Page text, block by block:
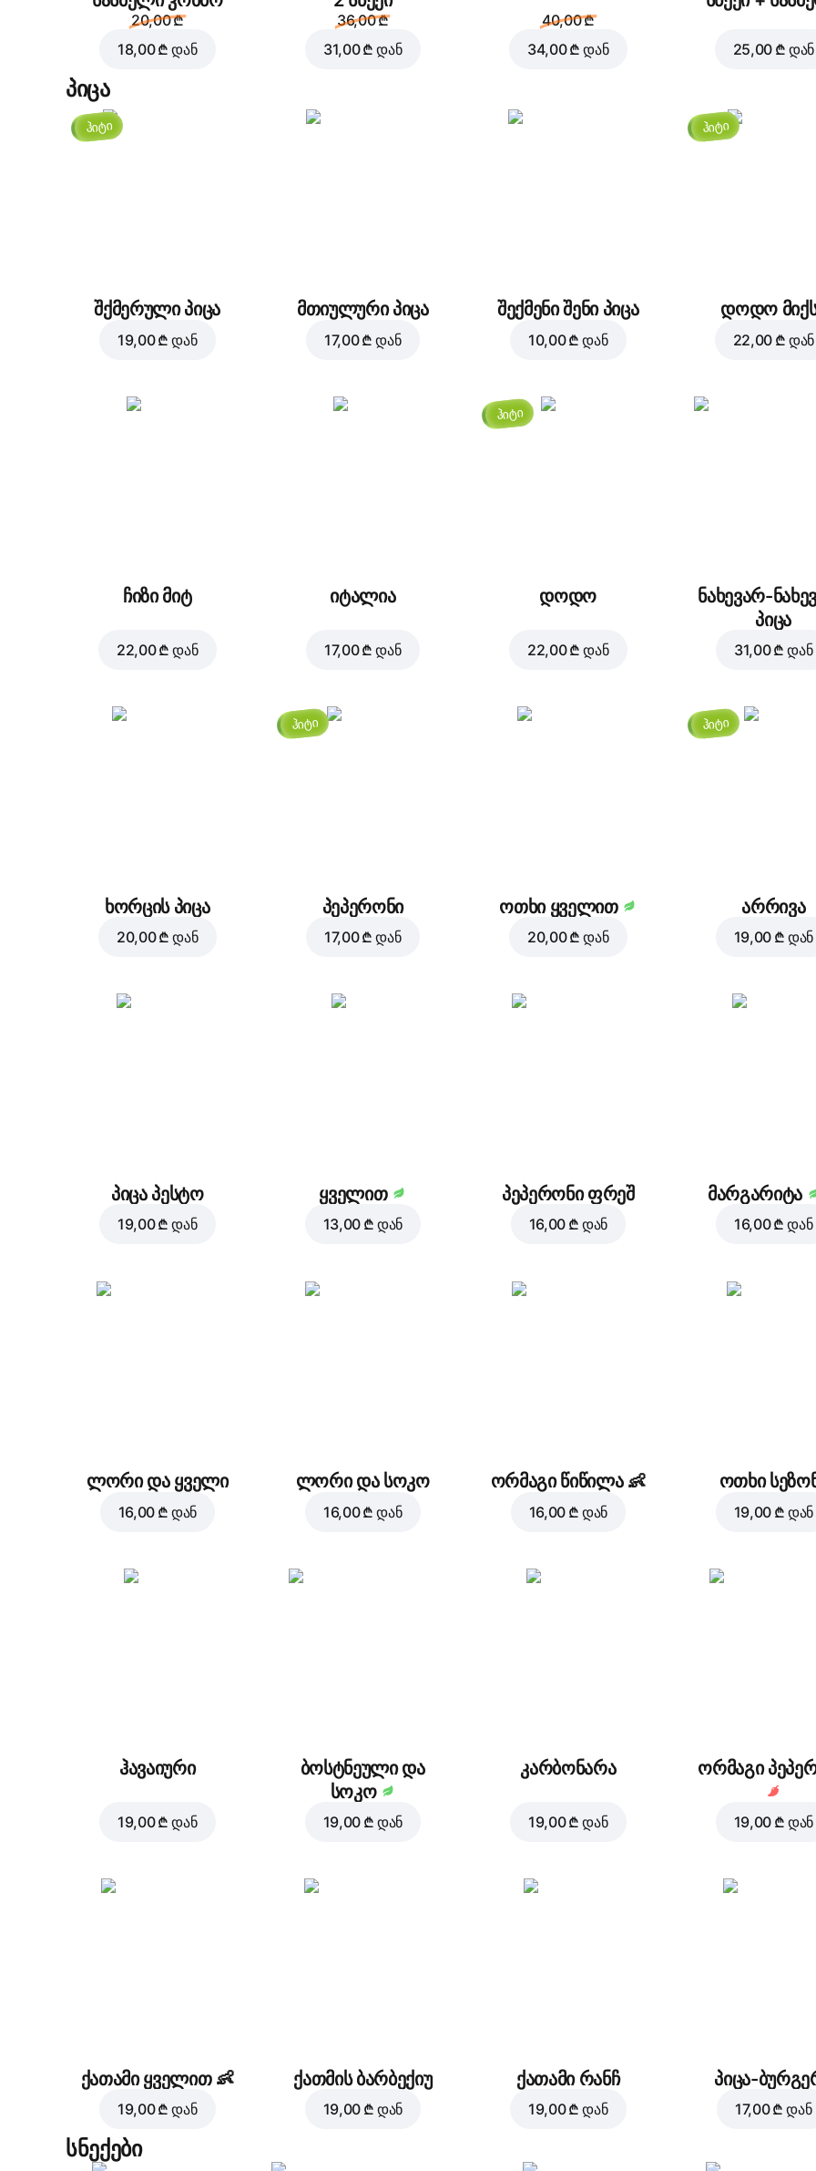
სოკო
20,00 ₾
18,00 ₾ დან
36,00 ₾
31,00 ₾ დან
40,00 ₾
34,00 ₾ დან 25,00 ₾ დან
პიცა
ჰიტი
შქმერული პიცა
19,00 ₾ დან
მთიულური პიცა
17,00 ₾ დან
შექმენი შენი პიცა
10,00 ₾ დან
ჰიტი
დოდო
22,00 ₾ დან
ჩიზი მიტ
22,00 ₾ დან
იტალია
17,00 ₾ დან
ჰიტი
დოდო
22,00 ₾ დან
ნახევარ-
პიცა
31,00 ₾ დან
ხორცის პიცა
20,00 ₾ დან
ჰიტი
პეპერონი
17,00 ₾ დან
ოთხი ყველით
20,00 ₾ დან
ჰიტი
არრივა
19,00 ₾ დან
პიცა პესტო
19,00 ₾ დან
ყველით
13,00 ₾ დან
პეპერონი ფრეშ
16,00 ₾ დან
მარგარიტა
16,00 ₾ დან
ლორი და ყველი
16,00 ₾ დან
ლორი და სოკო
16,00 ₾ დან
ორმაგი წიწილა 👶
16,00 ₾ დან
ოთხი
19,00 ₾ დან
ჰავაიური
19,00 ₾ დან
ბოსტნეული და
სოკო
19,00 ₾ დან
კარბონარა
19,00 ₾ დან
ორმაგი
19,00 ₾ დან
ქათამი ყველით 👶
19,00 ₾ დან
ქათმის ბარბექიუ
19,00 ₾ დან
ქათამი რანჩ
19,00 ₾ დან
პიცა-
17,00 ₾ დან
სნექები